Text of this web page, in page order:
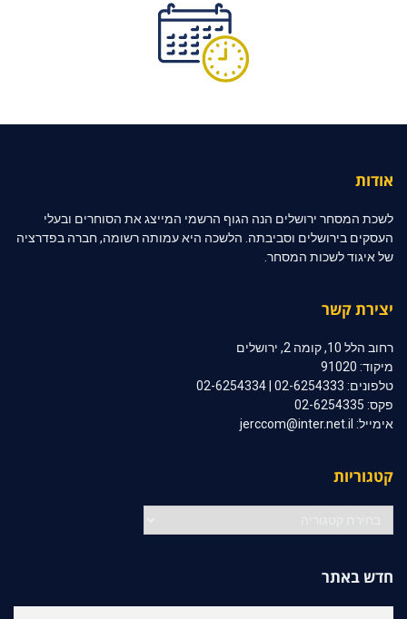
אודות
לשכת המסחר ירושלים הנה הגוף הרשמי המייצג את הסוחרים ובעלי
העסקים בירושלים וסביבתה. הלשכה היא עמותה רשומה, חברה בפדרציה
של איגוד לשכות המסחר.
יצירת קשר
רחוב הלל 10, קומה 2, ירושלים
מיקוד: 91020
טלפונים: 02-6254333 | 02-6254334
פקס: 02-6254335
אימייל: jerccom@inter.net.il
קטגוריות
חדש באתר